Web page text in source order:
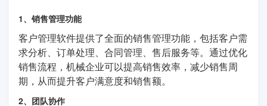
1、销售管理功能
客户管理软件提供了全面的销售管理功能，包括客户需
求分析、订单处理、合同管理、售后服务等。通过优化
销售流程，机械企业可以提高销售效率，减少销售周
期，从而提升客户满意度和销售额。
2、团队协作